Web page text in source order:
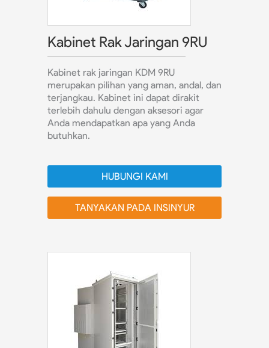
Kabinet Rak Jaringan 9RU
Kabinet rak jaringan KDM 9RU
merupakan pilihan yang aman, andal, dan
terjangkau. Kabinet ini dapat dirakit
terlebih dahulu dengan aksesori agar
Anda mendapatkan apa yang Anda
butuhkan.
HUBUNGI KAMI
TANYAKAN PADA INSINYUR